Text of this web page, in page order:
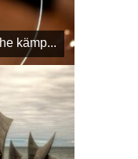
kämp...